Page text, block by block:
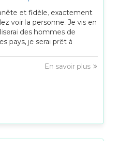
et fidèle, exactement
voir la personne. Je vis en
des hommes de
pays, je serai prêt à
En savoir plus